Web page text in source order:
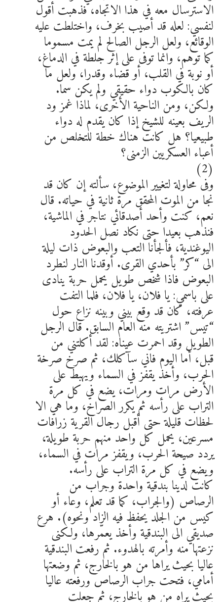
الاسترسال معه في هذا الاتجاه، فذهبت أقول
لنفسي: لعله قد أصيب بخرف، واختلطت عليه
الوقائع، ولعل الرجل الصالح لم يمت مسموما
كما توهم، وانما توفى على إثر جلطة في الدماغ،
أو نوبة في القلب، أو قضاء وقدرا، ولعل ما
كان بالكوب دواء حقيقي ولم يكن سما.
ولكن، ومن الناحية الأخرى، لماذا غمز ود
الريف بعينه للشيخ إذا كان يقدم له دواء
طبيعيا؟ هل كانت هناك خطة للتخلص من
أعباء العسكريين الزمنى؟
(2)
وفى محاولة لتغيير الموضوع، سألته إن كان قد
نجا من الموت المحقق مرة ثانية في حياته. قال
نعم، كنت وأحد أصدقائي نتاجر في الماشية،
فنذهب بعيدا حتى نكاد نصل الحدود
اليوغندية، فألجأنا التعب والبعوض ذات ليلة
الى “كر” بأحدي القرى. أوقدنا النار لنطرد
البعوض فاذا شخص طويل يحمل حربة ينادى
على باسمي: يا فلان، يا فلان، فلما التفت
عرفته، كان قد وقع بيني وبينه نزاع حول
“تيس” اشتريته منه العام السابق. قال الرجل
الطويل وقد احمرت عيناه: لقد أكلتني من
قبل، أما اليوم فاني سآكلك، ثم صرخ صرخة
الحرب، وأخذ يقفز في السماء ويهبط على
الأرض مرات ومرات، يضع في كل مرة
التراب على رأسه ثم يكرر الصراخ، وما هي الا
لحظات قليلة حتى أقبل رجال القرية زرافات
مسرعين، يحمل كل واحد منهم حربة طويلة،
يردد صيحة الحرب، ويقفز مرات في السماء،
ويضع في كل مرة التراب على رأسه.
كانت لدينا بندقية واحدة وجراب من
الرصاص (والجراب، كما قد تعلم، وعاء أو
كيس من الجلد يحفظ فيه الزاد ونحوه). هرع
صديقي الى البندقية وأخذ يعمّرها، ولكنى
نزعتها منه وأمرته بالهدوء. ثم رفعت البندقية
عاليا بحيث يراها من هو بالخارج، ثم وضعتها
أمامي، فتحت جراب الرصاص ورفعته عاليا
بحيث يراه من هو بالخارج، ثم جعلت